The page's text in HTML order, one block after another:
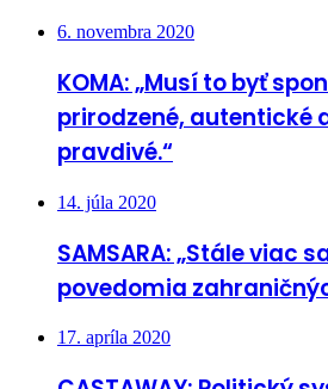
6. novembra 2020
KOMA: „Musí to byť
prirodzené, autentické
pravdivé.“
14. júla 2020
SAMSARA: „Stále viac
povedomia
17. apríla 2020